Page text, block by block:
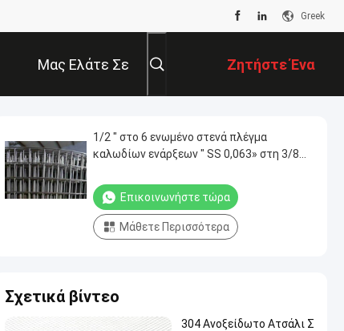
Greek
Μας Ελάτε Σε
Επαφή Με
Ζητήστε Ένα
Απόσπασμα
1/2 ″ στο 6 ενωμένο στενά πλέγμα
καλωδίων ενάρξεων ″ SS 0,063» στη 3/8
Επικοινωνήστε τώρα
Μάθετε Περισσότερα
Σχετικά βίντεο
304 Ανοξείδωτο Ατσάλι Σ